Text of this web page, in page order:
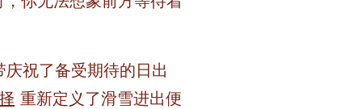
祝了备受期待的日出
重新定义了滑雪进出便